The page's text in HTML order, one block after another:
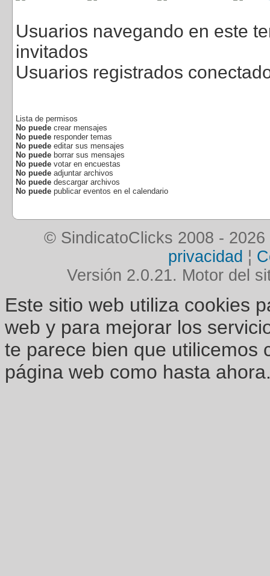
Usuarios navegando en este
invitados
Usuarios registrados
Lista de permisos
No puede crear mensajes
No puede responder temas
No puede editar sus mensajes
No puede borrar sus mensajes
No puede votar en encuestas
No puede adjuntar archivos
No puede descargar archivos
No puede publicar eventos en el calendario
© SindicatoClicks 2008 - 2026
privacidad ¦
Versión 2.0.21. Motor del
Este sitio web utiliza cookies
web y para mejorar los
te parece bien que utilicemos
página web como hasta